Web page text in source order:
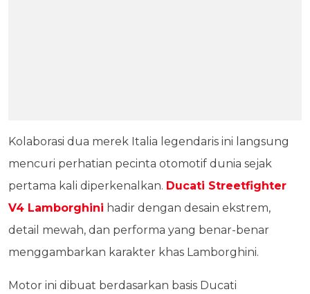
Kolaborasi dua merek Italia legendaris ini langsung
mencuri perhatian pecinta otomotif dunia sejak
pertama kali diperkenalkan. Ducati Streetfighter
V4 Lamborghini hadir dengan desain ekstrem,
detail mewah, dan performa yang benar-benar
menggambarkan karakter khas Lamborghini.
Motor ini dibuat berdasarkan basis Ducati